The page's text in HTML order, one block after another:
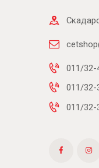
011/32-
011/32-
011/32-